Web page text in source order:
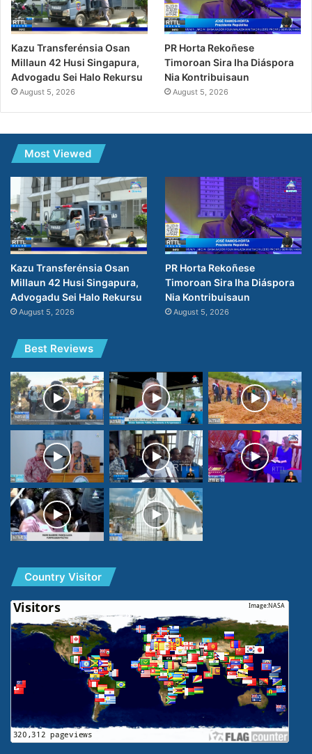
Kazu Transferénsia Osan
Millaun 42 Husi Singapura,
Advogadu Sei Halo Rekursu
August 5, 2026
PR Horta Rekoñese
Timoroan Sira Iha Diáspora
Nia Kontribuisaun
August 5, 2026
Most Viewed
Kazu Transferénsia Osan
Millaun 42 Husi Singapura,
Advogadu Sei Halo Rekursu
August 5, 2026
PR Horta Rekoñese
Timoroan Sira Iha Diáspora
Nia Kontribuisaun
August 5, 2026
Best Reviews
Country Visitor